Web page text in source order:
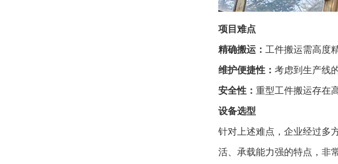
项目难点
精确搬运： 工件搬运需高度
维护便捷性： 考虑到生产线
安全性： 重型工件搬运存在
设备选型
针对上述难点，企业经过多
活、承载能力强的特点，非